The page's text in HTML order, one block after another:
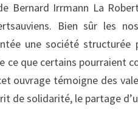
Bernard Irrmann La
Bien sûr les
une société
ce que certains pourraient
ouvrage témoigne des
de solidarité, le partage